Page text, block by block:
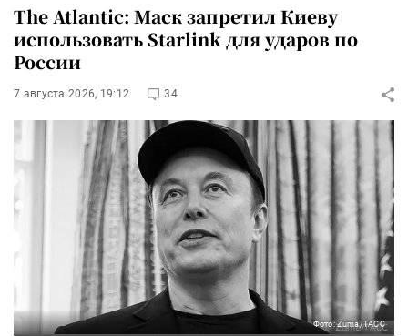
The Atlantic: Маск запретил Киеву
использовать Starlink для ударов по
России
7 августа 2026, 19:12 34
Фото: Zuma/ТАСС